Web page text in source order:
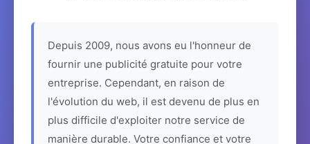
Depuis 2009, nous avons eu l'honneur de
fournir une publicité gratuite pour votre
entreprise. Cependant, en raison de
l'évolution du web, il est devenu de plus en
plus difficile d'exploiter notre service de
manière durable. Votre confiance et votre